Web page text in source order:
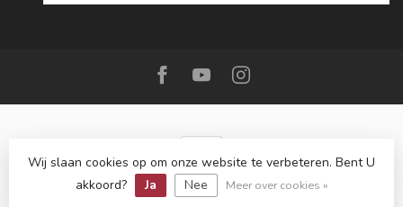
© Copyright 2026 De Messenwinkel
Wij slaan cookies op om onze website te verbeteren. Bent U
akkoord?
Ja Nee Meer over cookies »